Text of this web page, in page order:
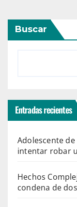
Buscar
Entradas recientes
Adolescente
intentar robar
Hechos
condena de